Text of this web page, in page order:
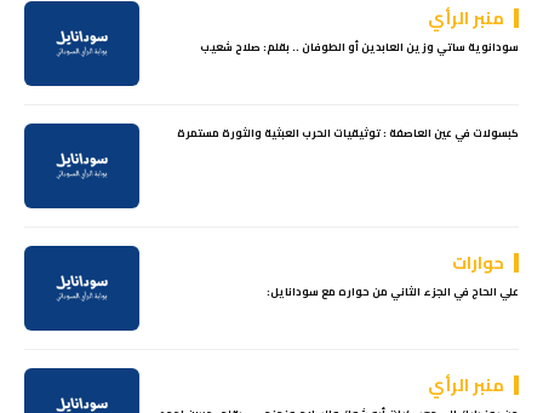
منبر الرأي
سودانوية ساتي وزين العابدين أو الطوفان .. بقلم: صلاح شعيب
كبسولات في عين العاصفة : توثيقيات الحرب العبثية والثورة مستمرة
حوارات
علي الحاج في الجزء الثاني من حواره مع سودانايل:
منبر الرأي